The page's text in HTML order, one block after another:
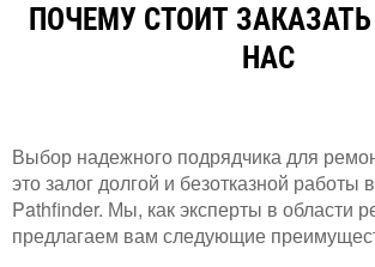
ПОЧЕМУ СТОИТ
НАС
Выбор надежного подрядчика для
это залог долгой и безотказной работы
Pathfinder. Мы, как эксперты в области
предлагаем вам следующие